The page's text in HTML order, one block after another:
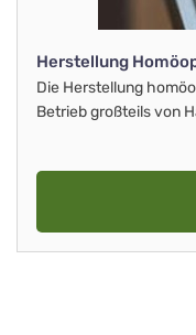
Herstellung
Die Herstellung
Betrieb großteils von